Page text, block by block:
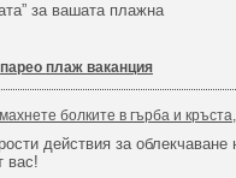
за вашата плажна
парео плаж ваканция
болките в гърба и кръста,
действия за облекчаване
вас!